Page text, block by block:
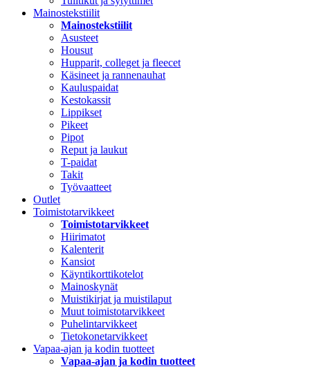
Mainostekstiilit
Mainostekstiilit
Asusteet
Housut
Hupparit, colleget ja fleecet
Käsineet ja rannenauhat
Kauluspaidat
Kestokassit
Lippikset
Pikeet
Pipot
Reput ja laukut
T-paidat
Takit
Työvaatteet
Outlet
Toimistotarvikkeet
Toimistotarvikkeet
Hiirimatot
Kalenterit
Kansiot
Käyntikorttikotelot
Mainoskynät
Muistikirjat ja muistilaput
Muut toimistotarvikkeet
Puhelintarvikkeet
Tietokonetarvikkeet
Vapaa-ajan ja kodin tuotteet
Vapaa-ajan ja kodin tuotteet